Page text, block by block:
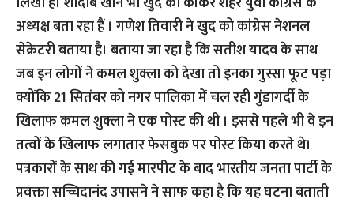
अध्यक्ष बता रहा हैं । गणेश तिवारी ने खुद को कांग्रेस नेशनल
सेक्रेटरी बताया है। बताया जा रहा है कि सतीश यादव के साथ
जब इन लोगों ने कमल शुक्ला को देखा तो इनका गुस्सा फूट पड़ा
क्योंकि 21 सितंबर को नगर पालिका में चल रही गुंडागर्दी के
खिलाफ कमल शुक्ला ने एक पोस्ट की थी । इससे पहले भी वे इन
तत्वों के खिलाफ लगातार फेसबुक पर पोस्ट किया करते थे।
पत्रकारों के साथ की गई मारपीट के बाद भारतीय जनता पार्टी के
प्रवक्ता सच्चिदानंद उपासने ने साफ कहा है कि यह घटना बताती